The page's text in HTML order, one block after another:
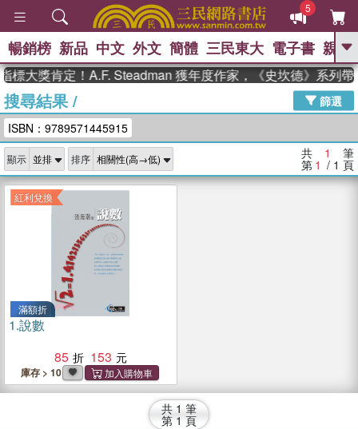
5
GO
The Odyssey 、
父親節 、 如果歷史是一群喵 、 暑期
念華 、 台灣的李登輝時代 、 數學女
孩：黎曼猜想
偉大的迷走神經
暢銷榜 新品 中文 外文 簡體 三民東大 電子書 親子
標大獎肯定！A.F. Steadman 獲年度作家，《史坎德》系列帶
搜尋結果/
篩選
ISBN：9789571445915
顯示 排序 共 1 筆
第 1 / 1 頁
紅利兌換
滿額折
1.說數
85
153
庫存 > 10
共 1 筆
第 1 頁